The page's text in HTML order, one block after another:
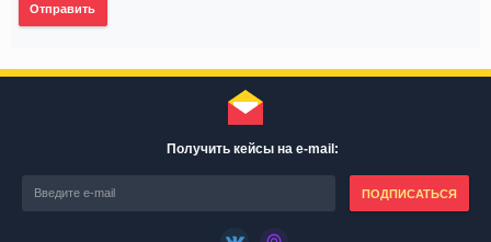
Отправить
Получить кейсы на e-mail:
ПОДПИСАТЬСЯ